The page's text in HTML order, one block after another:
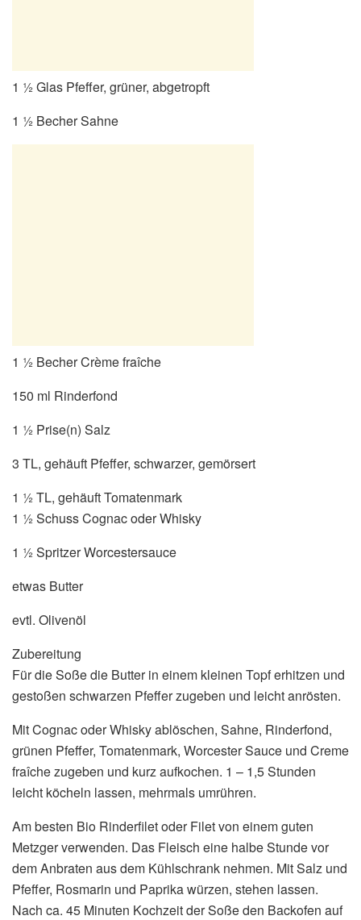
1 ½ Glas Pfeffer, grüner, abgetropft
1 ½ Becher Sahne
1 ½ Becher Crème fraîche
150 ml Rinderfond
1 ½ Prise(n) Salz
3 TL, gehäuft Pfeffer, schwarzer, gemörsert
1 ½ TL, gehäuft Tomatenmark
1 ½ Schuss Cognac oder Whisky
1 ½ Spritzer Worcestersauce
etwas Butter
evtl. Olivenöl
Zubereitung
Für die Soße die Butter in einem kleinen Topf erhitzen und
gestoßen schwarzen Pfeffer zugeben und leicht anrösten.
Mit Cognac oder Whisky ablöschen, Sahne, Rinderfond,
grünen Pfeffer, Tomatenmark, Worcester Sauce und Creme
fraîche zugeben und kurz aufkochen. 1 – 1,5 Stunden
leicht köcheln lassen, mehrmals umrühren.
Am besten Bio Rinderfilet oder Filet von einem guten
Metzger verwenden. Das Fleisch eine halbe Stunde vor
dem Anbraten aus dem Kühlschrank nehmen. Mit Salz und
Pfeffer, Rosmarin und Paprika würzen, stehen lassen.
Nach ca. 45 Minuten Kochzeit der Soße den Backofen auf